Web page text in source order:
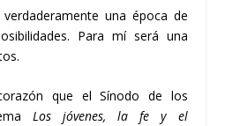
una época de
Para mí será una
que el Sínodo de los
Los jóvenes, la fe y el